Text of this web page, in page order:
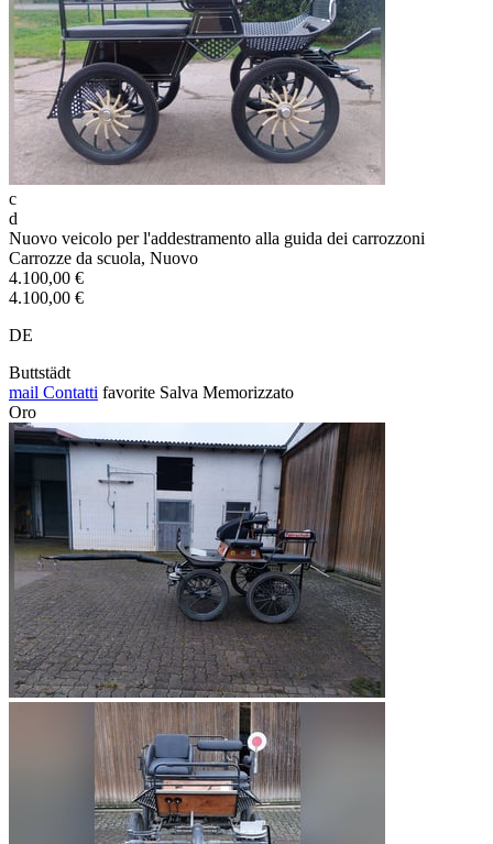
c
d
Nuovo veicolo per l'addestramento alla guida dei carrozzoni
Carrozze da scuola, Nuovo
4.100,00 €
4.100,00 €
DE
Buttstädt
mail Contatti favorite Salva Memorizzato
Oro